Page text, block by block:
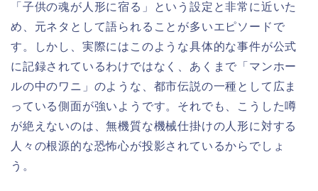
「子供の魂が人形に宿る」という設定と非常に近いた
め、元ネタとして語られることが多いエピソードで
す。しかし、実際にはこのような具体的な事件が公式
に記録されているわけではなく、あくまで「マンホー
ルの中のワニ」のような、都市伝説の一種として広ま
っている側面が強いようです。それでも、こうした噂
が絶えないのは、無機質な機械仕掛けの人形に対する
人々の根源的な恐怖心が投影されているからでしょ
う。